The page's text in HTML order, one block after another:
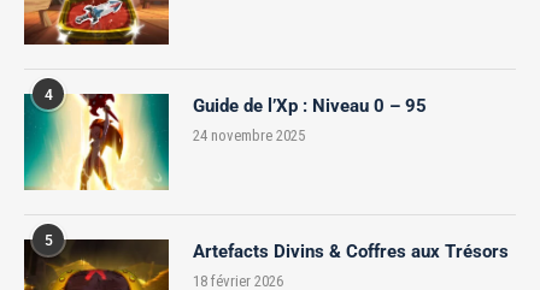
4 Guide de l’Xp : Niveau 0 – 95
24 novembre 2025
5 Artefacts Divins & Coffres aux Trésors
18 février 2026